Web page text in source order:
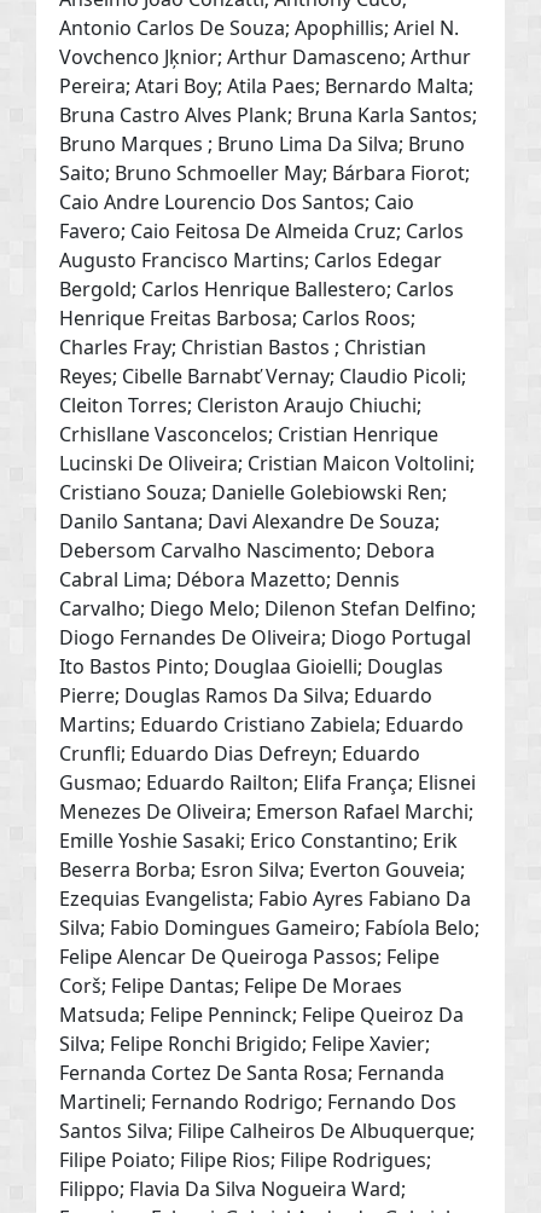
Antonio Carlos De Souza; Apophillis; Ariel N.
Vovchenco Jķnior; Arthur Damasceno; Arthur
Pereira; Atari Boy; Atila Paes; Bernardo Malta;
Bruna Castro Alves Plank; Bruna Karla Santos;
Bruno Marques ; Bruno Lima Da Silva; Bruno
Saito; Bruno Schmoeller May; Bárbara Fiorot;
Caio Andre Lourencio Dos Santos; Caio
Favero; Caio Feitosa De Almeida Cruz; Carlos
Augusto Francisco Martins; Carlos Edegar
Bergold; Carlos Henrique Ballestero; Carlos
Henrique Freitas Barbosa; Carlos Roos;
Charles Fray; Christian Bastos ; Christian
Reyes; Cibelle Barnabť Vernay; Claudio Picoli;
Cleiton Torres; Cleriston Araujo Chiuchi;
Crhisllane Vasconcelos; Cristian Henrique
Lucinski De Oliveira; Cristian Maicon Voltolini;
Cristiano Souza; Danielle Golebiowski Ren;
Danilo Santana; Davi Alexandre De Souza;
Debersom Carvalho Nascimento; Debora
Cabral Lima; Débora Mazetto; Dennis
Carvalho; Diego Melo; Dilenon Stefan Delfino;
Diogo Fernandes De Oliveira; Diogo Portugal
Ito Bastos Pinto; Douglaa Gioielli; Douglas
Pierre; Douglas Ramos Da Silva; Eduardo
Martins; Eduardo Cristiano Zabiela; Eduardo
Crunfli; Eduardo Dias Defreyn; Eduardo
Gusmao; Eduardo Railton; Elifa França; Elisnei
Menezes De Oliveira; Emerson Rafael Marchi;
Emille Yoshie Sasaki; Erico Constantino; Erik
Beserra Borba; Esron Silva; Everton Gouveia;
Ezequias Evangelista; Fabio Ayres Fabiano Da
Silva; Fabio Domingues Gameiro; Fabíola Belo;
Felipe Alencar De Queiroga Passos; Felipe
Corš; Felipe Dantas; Felipe De Moraes
Matsuda; Felipe Penninck; Felipe Queiroz Da
Silva; Felipe Ronchi Brigido; Felipe Xavier;
Fernanda Cortez De Santa Rosa; Fernanda
Martineli; Fernando Rodrigo; Fernando Dos
Santos Silva; Filipe Calheiros De Albuquerque;
Filipe Poiato; Filipe Rios; Filipe Rodrigues;
Filippo; Flavia Da Silva Nogueira Ward;